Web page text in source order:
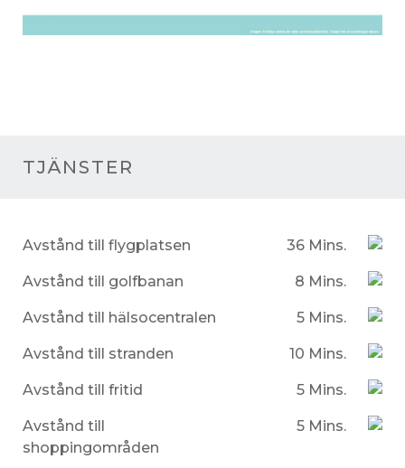
TJÄNSTER
Avstånd till flygplatsen 36 Mins.
Avstånd till golfbanan 8 Mins.
Avstånd till hälsocentralen 5 Mins.
Avstånd till stranden 10 Mins.
Avstånd till fritid 5 Mins.
Avstånd till
shoppingområden
5 Mins.